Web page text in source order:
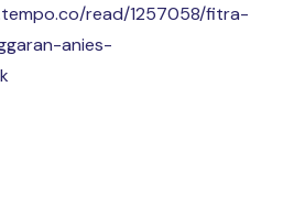
read/1257058/fitra-
anies-